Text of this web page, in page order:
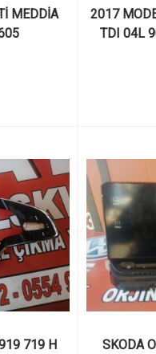
MEDDİA
2017
TDI 04L
719 H SKODA